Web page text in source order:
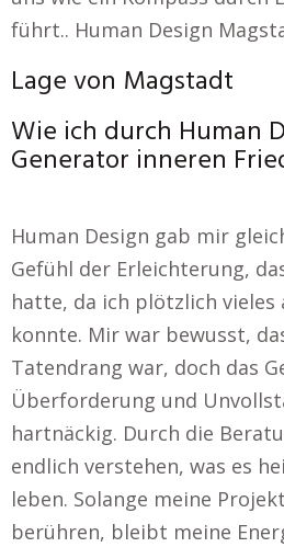
führt.. Human Design
Lage von Magstadt
Wie ich durch Human
Generator inneren
Human Design gab mir
Gefühl der Erleichterung,
hatte, da ich plötzlich vieles
konnte. Mir war bewusst,
Tatendrang war, doch das
Überforderung und
hartnäckig. Durch die
endlich verstehen, was es
leben. Solange meine
berühren, bleibt meine